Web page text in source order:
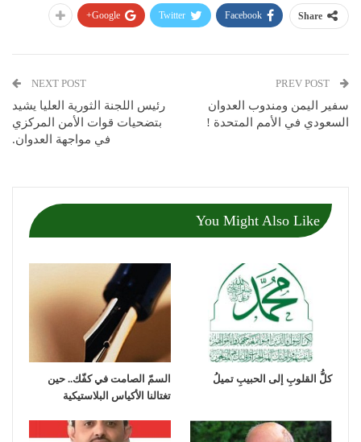
Share
Facebook
Twitter
Google+
سفير اليمن ومندوب العدوان
السعودي في الأمم المتحدة !
NEXT POST
رئيس اللجنة الثورية العليا يشيد
بتضحيات قوات الأمن المركزي
في مواجهة العدوان.
You Might Also Like
كلُّ القلوبِ إلى الحبيبِ تميلُ
السمّ الصامت في كفّك.. حين
تغتالنا الأكياس البلاستيكية